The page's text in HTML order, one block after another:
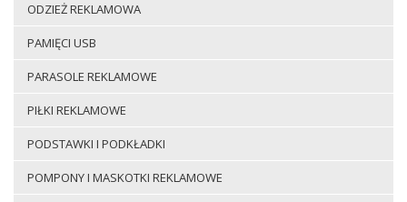
ODZIEŻ REKLAMOWA
PAMIĘCI USB
PARASOLE REKLAMOWE
PIŁKI REKLAMOWE
PODSTAWKI I PODKŁADKI
POMPONY I MASKOTKI REKLAMOWE